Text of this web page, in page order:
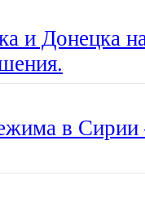
и Донецка
в